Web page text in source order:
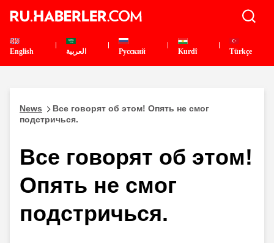
English العربية Pусский Kurdî Türkçe
News
Все говорят об этом! Опять не смог
подстричься.
Все говорят об этом!
Опять не смог
подстричься.